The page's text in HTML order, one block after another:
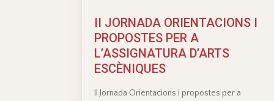
II JORNADA ORIENTACIONS I
PROPOSTES PER A
L’ASSIGNATURA D’ARTS
ESCÈNIQUES
II Jornada Orientacions i propostes per a